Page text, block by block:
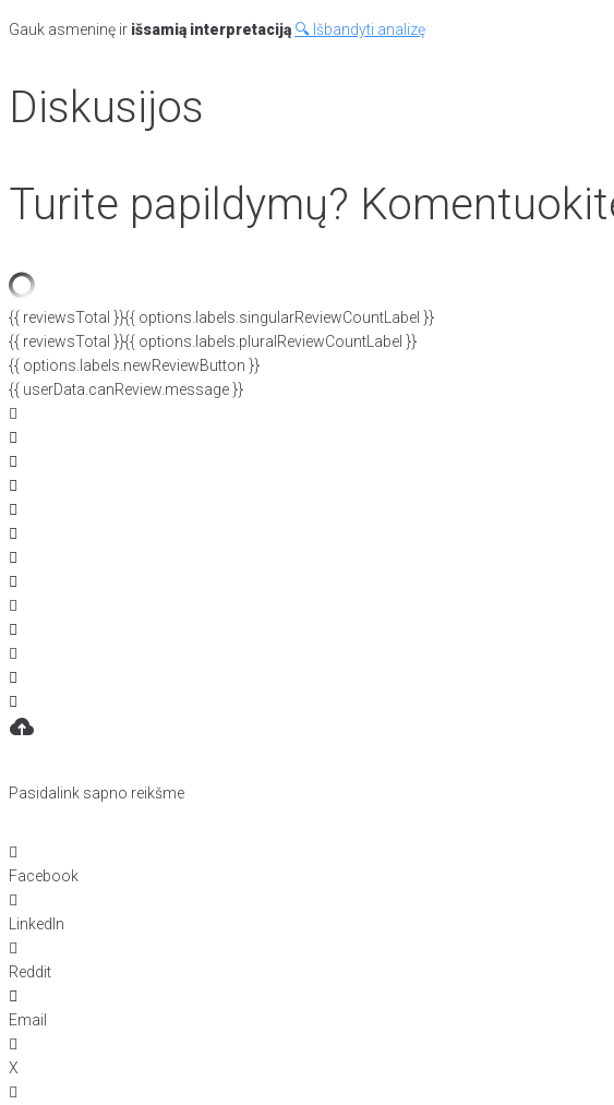
Gauk asmeninę ir išsamią interpretaciją 🔍 Išbandyti analizę
Diskusijos
Turite papildymų?
{{ reviewsTotal }}{{ options.labels.singularReviewCountLabel }}
{{ reviewsTotal }}{{ options.labels.pluralReviewCountLabel }}
{{ options.labels.newReviewButton }}
{{ userData.canReview.message }}
Pasidalink sapno reikšme
Facebook
LinkedIn
Reddit
Email
X